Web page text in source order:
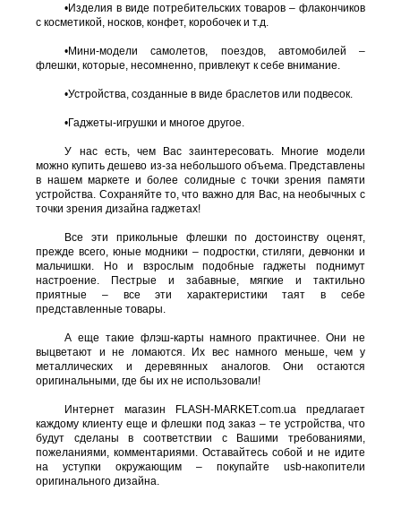
•Изделия в виде потребительских товаров – флакончиков
с косметикой, носков, конфет, коробочек и т.д.
•Мини-модели самолетов, поездов, автомобилей –
флешки, которые, несомненно, привлекут к себе внимание.
•Устройства, созданные в виде браслетов или подвесок.
•Гаджеты-игрушки и многое другое.
У нас есть, чем Вас заинтересовать. Многие модели
можно купить дешево из-за небольшого объема. Представлены
в нашем маркете и более солидные с точки зрения памяти
устройства. Сохраняйте то, что важно для Вас, на необычных с
точки зрения дизайна гаджетах!
Все эти прикольные флешки по достоинству оценят,
прежде всего, юные модники – подростки, стиляги, девчонки и
мальчишки. Но и взрослым подобные гаджеты поднимут
настроение. Пестрые и забавные, мягкие и тактильно
приятные – все эти характеристики таят в себе
представленные товары.
А еще такие флэш-карты намного практичнее. Они не
выцветают и не ломаются. Их вес намного меньше, чем у
металлических и деревянных аналогов. Они остаются
оригинальными, где бы их не использовали!
Интернет магазин FLASH-MARKET.com.ua предлагает
каждому клиенту еще и флешки под заказ – те устройства, что
будут сделаны в соответствии с Вашими требованиями,
пожеланиями, комментариями. Оставайтесь собой и не идите
на уступки окружающим – покупайте usb-накопители
оригинального дизайна.